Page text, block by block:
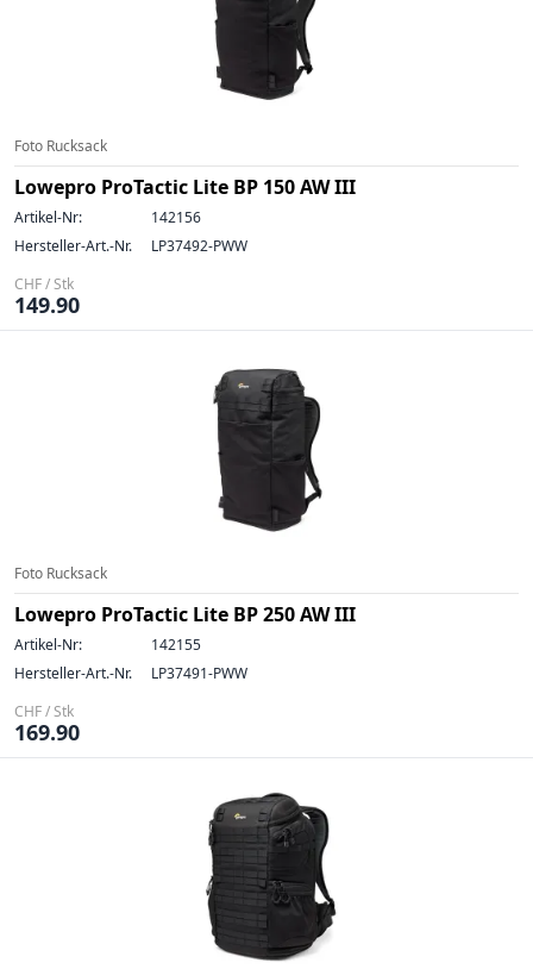
Foto Rucksack
Lowepro ProTactic Lite BP 150 AW III
Artikel-Nr:
142156
Hersteller-Art.-Nr.
LP37492-PWW
CHF / Stk
149.90
Foto Rucksack
Lowepro ProTactic Lite BP 250 AW III
Artikel-Nr:
142155
Hersteller-Art.-Nr.
LP37491-PWW
CHF / Stk
169.90